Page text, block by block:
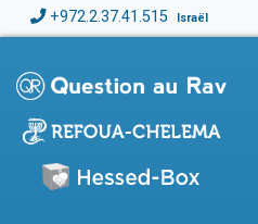
+972.2.37.41.515 Israël